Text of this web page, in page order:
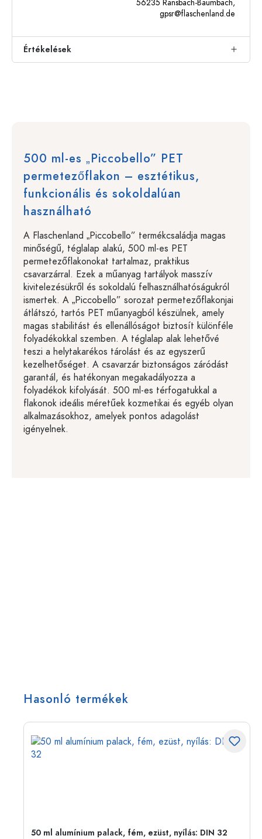
56235 Ransbach-Baumbach,
gpsr@flaschenland.de
Értékelések
500 ml-es „Piccobello” PET
permetezőflakon – esztétikus,
funkcionális és sokoldalúan
használható
A Flaschenland „Piccobello” termékcsaládja magas
minőségű, téglalap alakú, 500 ml-es PET
permetezőflakonokat tartalmaz, praktikus
csavarzárral. Ezek a műanyag tartályok masszív
kivitelezésükről és sokoldalú felhasználhatóságukról
ismertek. A „Piccobello” sorozat permetezőflakonjai
átlátszó, tartós PET műanyagból készülnek, amely
magas stabilitást és ellenállóságot biztosít különféle
folyadékokkal szemben. A téglalap alak lehetővé
teszi a helytakarékos tárolást és az egyszerű
kezelhetőséget. A csavarzár biztonságos záródást
garantál, és hatékonyan megakadályozza a
folyadékok kifolyását. 500 ml-es térfogatukkal a
flakonok ideális méretűek kozmetikai és egyéb olyan
alkalmazásokhoz, amelyek pontos adagolást
igényelnek.
Hasonló termékek
50 ml alumínium palack, fém, ezüst, nyílás: DIN 32